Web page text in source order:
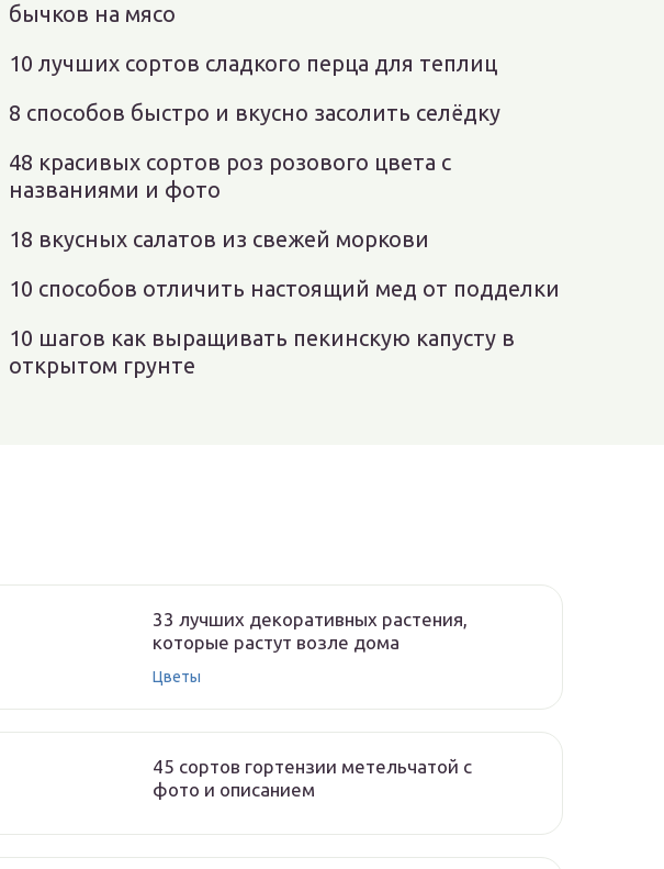
бычков на мясо
10 лучших сортов сладкого перца для теплиц
8 способов быстро и вкусно засолить селёдку
48 красивых сортов роз розового цвета с
названиями и фото
18 вкусных салатов из свежей моркови
10 способов отличить настоящий мед от подделки
10 шагов как выращивать пекинскую капусту в
открытом грунте
33 лучших декоративных растения,
которые растут возле дома
Цветы
45 сортов гортензии метельчатой с
фото и описанием